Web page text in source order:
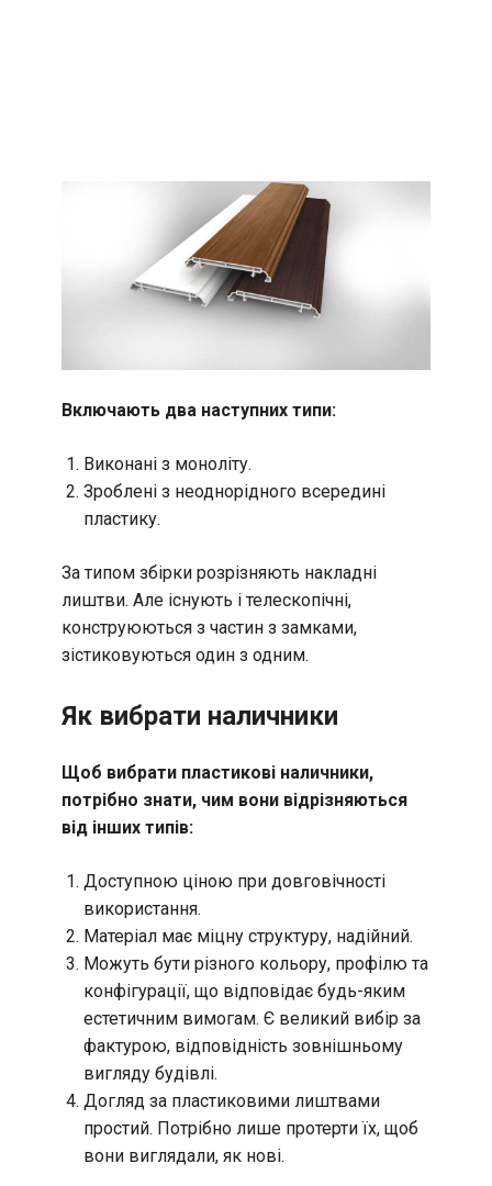
Включають два наступних типи:
Виконані з моноліту.
Зроблені з неоднорідного всередині
пластику.
За типом збірки розрізняють накладні
лиштви. Але існують і телескопічні,
конструюються з частин з замками,
зістиковуються один з одним.
Як вибрати наличники
Щоб вибрати пластикові наличники,
потрібно знати, чим вони відрізняються
від інших типів:
Доступною ціною при довговічності
використання.
Матеріал має міцну структуру, надійний.
Можуть бути різного кольору, профілю та
конфігурації, що відповідає будь-яким
естетичним вимогам. Є великий вибір за
фактурою, відповідність зовнішньому
вигляду будівлі.
Догляд за пластиковими лиштвами
простий. Потрібно лише протерти їх, щоб
вони виглядали, як нові.